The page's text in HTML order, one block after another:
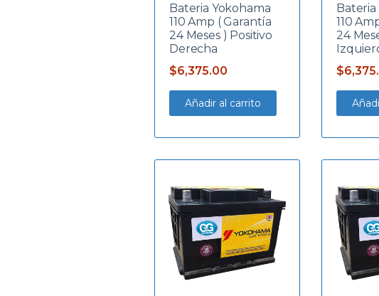
Bateria Yokohama
110 Amp ( Garantía
24 Meses ) Positivo
Derecha
$6,375.00
Añadir al carrito
Bateria
110
24
$